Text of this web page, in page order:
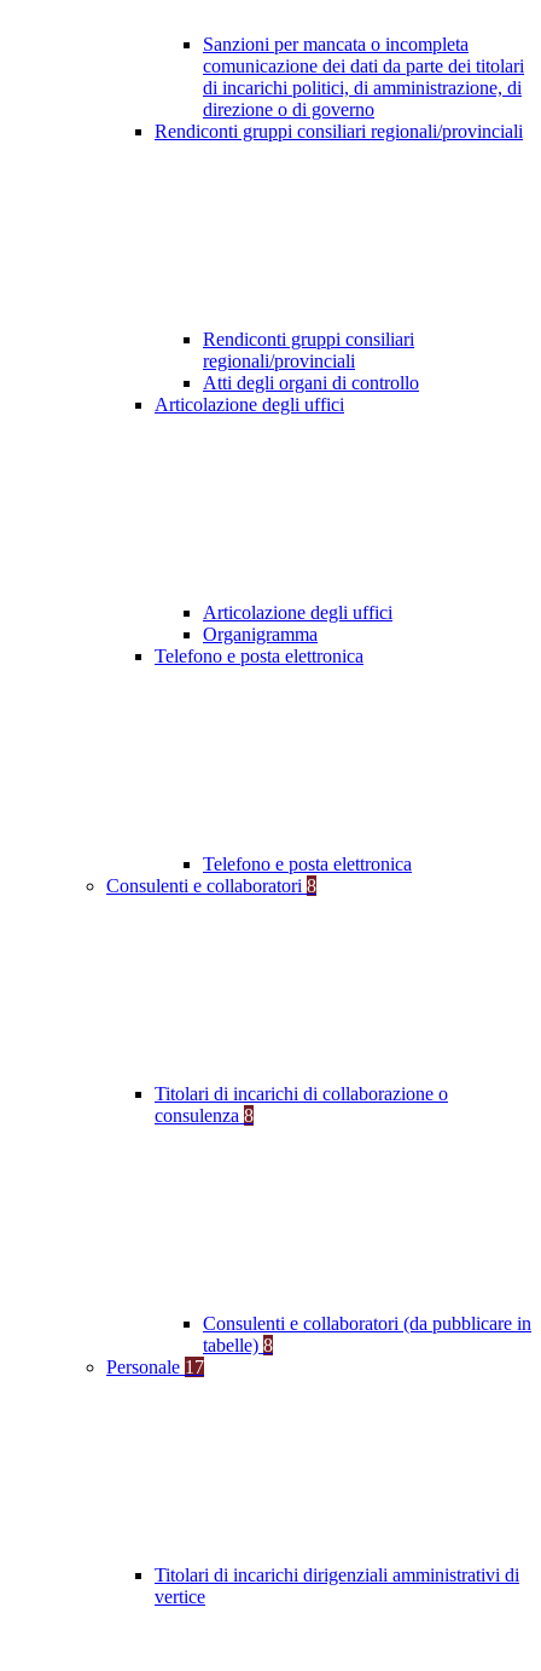
Sanzioni per mancata o incompleta
comunicazione dei dati da parte dei titolari
di incarichi politici, di amministrazione, di
direzione o di governo
Rendiconti gruppi consiliari regionali/provinciali
Rendiconti gruppi consiliari
regionali/provinciali
Atti degli organi di controllo
Articolazione degli uffici
Articolazione degli uffici
Organigramma
Telefono e posta elettronica
Telefono e posta elettronica
Consulenti e collaboratori 8
Titolari di incarichi di collaborazione o
consulenza 8
Consulenti e collaboratori (da pubblicare in
tabelle) 8
Personale 17
Titolari di incarichi dirigenziali amministrativi di
vertice